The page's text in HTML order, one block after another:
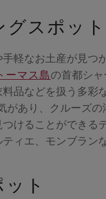
スポット
軽なお土産が見つ
ーマス島 の首都シ
品などを扱う多彩
があり、クルーズ
けることができる
ィエ、モンブラン
ト